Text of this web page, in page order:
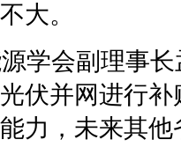
大。
学会副理事
伏并网进行
力，未来其